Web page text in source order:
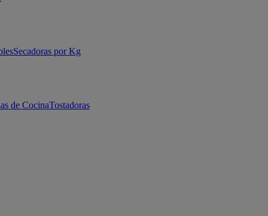
Secadoras por Kg
de CocinaTostadoras